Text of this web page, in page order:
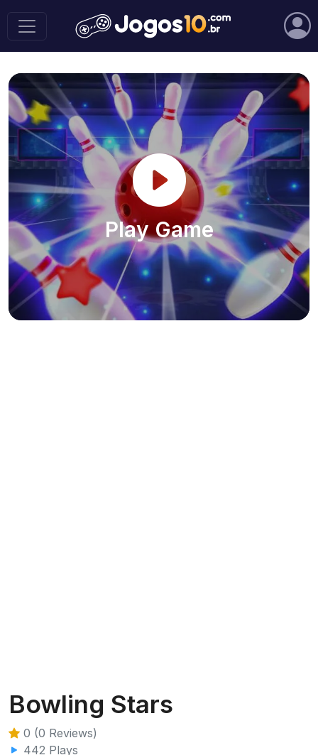
Play Game
Bowling Stars
0 (0 Reviews)
442 Plays